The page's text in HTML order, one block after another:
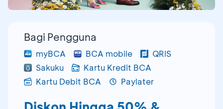
Bagi Pengguna
myBCA BCA mobile
QRIS
Sakuku
Kartu Kredit BCA
Kartu Debit BCA
Paylater